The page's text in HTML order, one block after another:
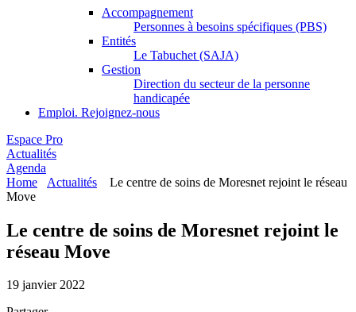
Accompagnement
Personnes à besoins spécifiques (PBS)
Entités
Le Tabuchet (SAJA)
Gestion
Direction du secteur de la personne
handicapée
Emploi. Rejoignez-nous
Espace Pro
Actualités
Agenda
Home
Actualités
Le centre de soins de Moresnet rejoint le réseau
Move
Le centre de soins de Moresnet rejoint le
réseau Move
19 janvier 2022